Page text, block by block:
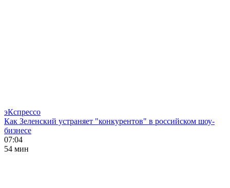
эКспрессо
Как Зеленский устраняет "конкурентов" в российском шоу-
бизнесе
07:04
54 мин